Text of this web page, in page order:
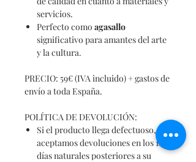
servicios.
Perfecto como agasallo
significativo para amantes del arte
y la cultura.
PRECIO: 59€ (IVA incluido) + gastos de
envío a toda España.
POLÍTICA DE DEVOLUCIÓN:
Si el producto llega defectuoso,
aceptamos devoluciones en los 14
días naturales posteriores a su